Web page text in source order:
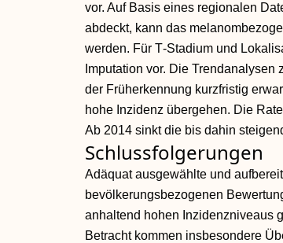
vor. Auf Basis eines regionalen
abdeckt, kann das
werden. Für T‐Stadium und
Imputation vor. Die
der Früherkennung kurzfristig
hohe Inzidenz übergehen. Die
Ab 2014 sinkt die bis dahin
Schlussfolgerungen
Adäquat ausgewählte und
bevölkerungsbezogenen
anhaltend hohen Inzidenzniveaus
Betracht kommen insbesondere